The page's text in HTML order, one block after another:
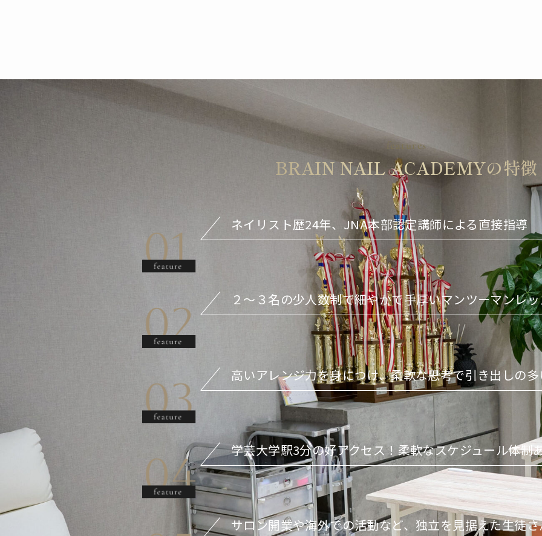
features
BRAIN NAIL ACADEMYの特徴
ネイリスト歴24年、JNA本部認定講師による直接指導
２〜３名の少人数制で細やかで手厚いマンツーマンレ
高いアレンジ力を身につけ、柔軟な思考で引き出しの
学芸大学駅3分の好アクセス！柔軟なスケジュール体制
サロン開業や海外での活動など、独立を見据えた生徒